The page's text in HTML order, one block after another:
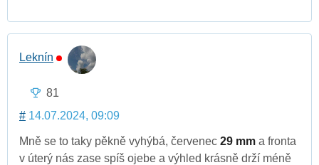
Leknín
81
# 14.07.2024, 09:09
Mně se to taky pěkně vyhýbá, červenec 29 mm a fronta
v úterý nás zase spíš ojebe a výhled krásně drží méně